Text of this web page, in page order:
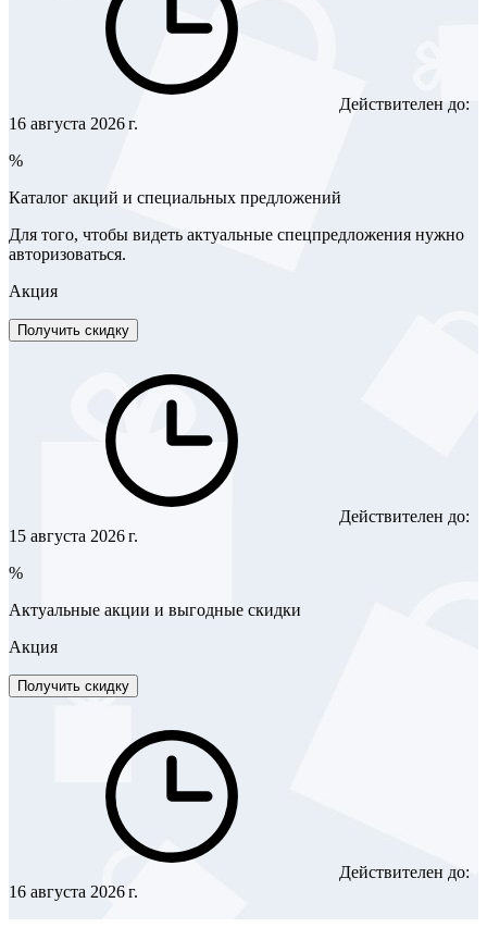
Действителен до:
16 августа 2026 г.
%
Каталог акций и специальных предложений
Для того, чтобы видеть актуальные спецпредложения нужно
авторизоваться.
Акция
Получить скидку
Действителен до:
15 августа 2026 г.
%
Актуальные акции и выгодные скидки
Акция
Получить скидку
Действителен до:
16 августа 2026 г.